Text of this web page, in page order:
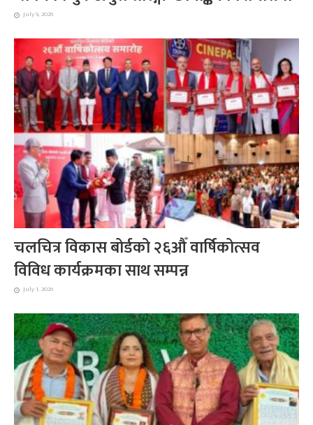
July 9, 2026
चलचित्र विकास बोर्डको २६औँ वार्षिकोत्सव
विविध कार्यक्रमका साथ सम्पन्न
July 1, 2026